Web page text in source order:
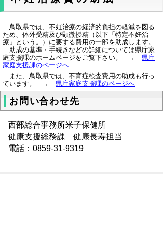
鳥取県では、不妊治療の経済的負担の軽減を図る
ため、体外受精及び顕微授精（以下「特定不妊治
療」という。）に要する費用の一部を助成します。
助成の基準・手続きなどの詳細については県庁家
庭支援課のホームページをご覧下さい。 → 県庁
家庭支援課のページへ
また、鳥取県では、不育症検査費用の助成も行っ
ています。 → 県庁家庭支援課のページへ
お問い合わせ先
西部総合事務所米子保健所
健康支援総務課 健康長寿担当
電話：0859-31-9319